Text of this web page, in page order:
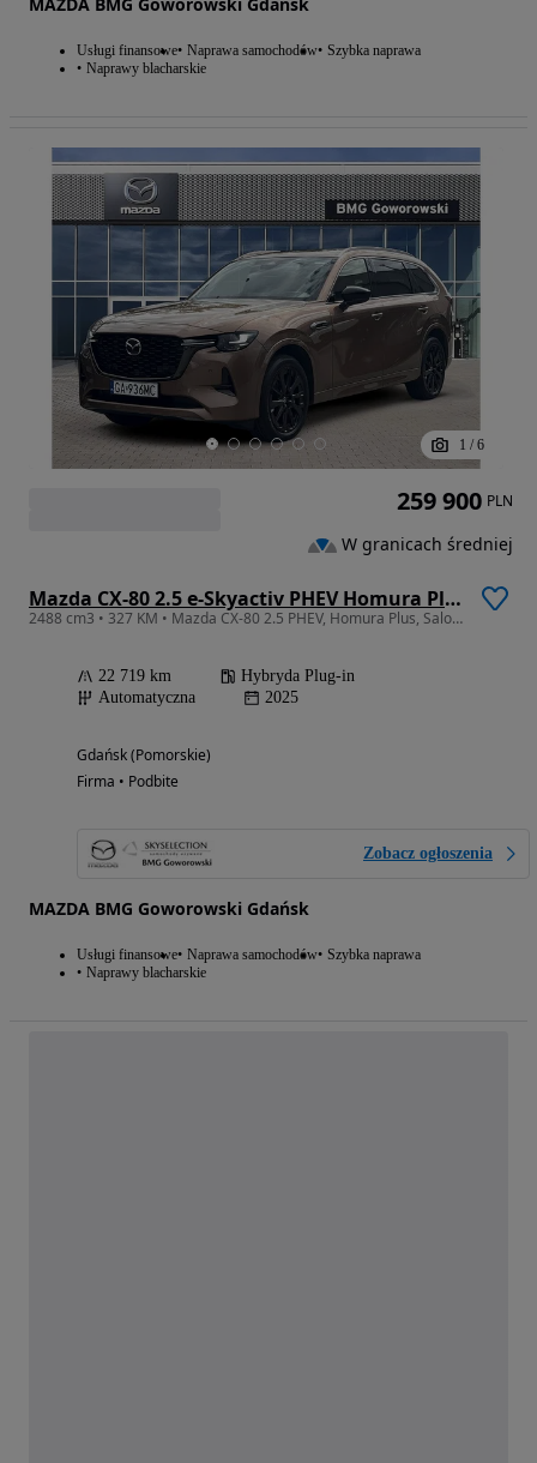
MAZDA BMG Goworowski Gdańsk
Usługi finansowe Naprawa samochodów Szybka naprawa
Naprawy blacharskie
1 / 6
Mazda CX-80 2.5 e-Skyactiv PHEV Homura Plus AWD
2488 cm3 • 327 KM • Mazda CX-80 2.5 PHEV, Homura Plus, Salon PL, FV23%
22 719 km
Hybryda Plug-in
Automatyczna
2025
Gdańsk (Pomorskie)
Firma • Podbite
Zobacz ogłoszenia
MAZDA BMG Goworowski Gdańsk
Usługi finansowe Naprawa samochodów Szybka naprawa
Naprawy blacharskie
259 900 PLN
W granicach średniej